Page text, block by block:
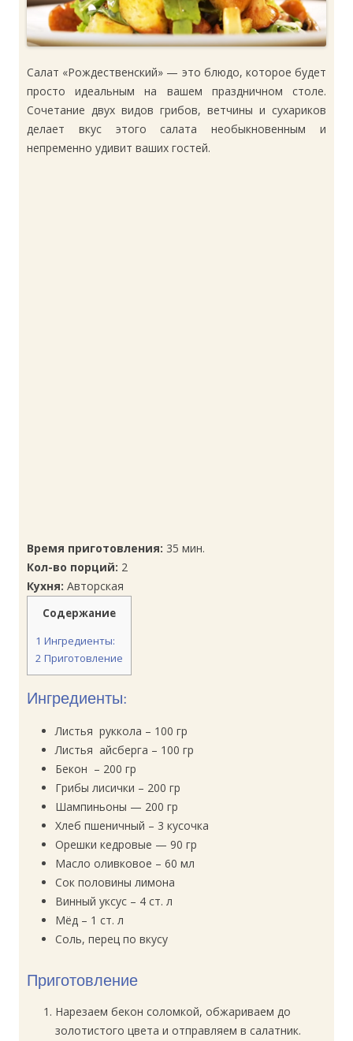
Салат «Рождественский» — это блюдо, которое будет
просто идеальным на вашем праздничном столе.
Сочетание двух видов грибов, ветчины и сухариков
делает вкус этого салата необыкновенным и
непременно удивит ваших гостей.
Время приготовления: 35 мин.
Кол-во порций: 2
Кухня: Авторская
Содержание
1 Ингредиенты:
2 Приготовление
Ингредиенты:
Листья руккола – 100 гр
Листья айсберга – 100 гр
Бекон – 200 гр
Грибы лисички – 200 гр
Шампиньоны — 200 гр
Хлеб пшеничный – 3 кусочка
Орешки кедровые — 90 гр
Масло оливковое – 60 мл
Сок половины лимона
Винный уксус – 4 ст. л
Мёд – 1 ст. л
Соль, перец по вкусу
Приготовление
Нарезаем бекон соломкой, обжариваем до
золотистого цвета и отправляем в салатник.